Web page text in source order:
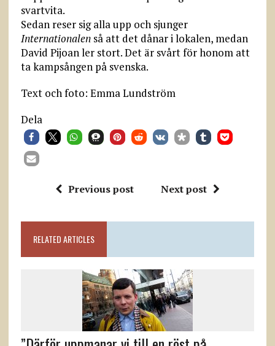
svartvita.
Sedan reser sig alla upp och sjunger
Internationalenså att det dånar i lokalen, medan
David Pijoan ler stort. Det är svårt för honom att
ta kampsången på svenska.
Text och foto: Emma Lundström
Dela
Previous post Next post
RELATED ARTICLES